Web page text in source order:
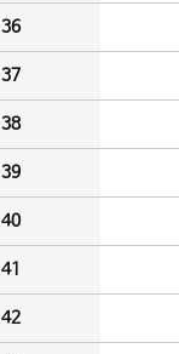
36
37
38
39
40
41
42